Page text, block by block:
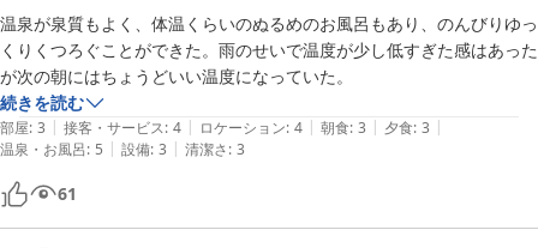
温泉が泉質もよく、体温くらいのぬるめのお風呂もあり、のんびりゆっ
くりくつろぐことができた。雨のせいで温度が少し低すぎた感はあった
が次の朝にはちょうどいい温度になっていた。
続きを読む
部屋: 3 | 接客・サービス: 4 | ロケーション: 4 | 朝食: 3 | 夕食: 3 |
温泉・お風呂: 5 | 設備: 3 | 清潔さ: 3
61